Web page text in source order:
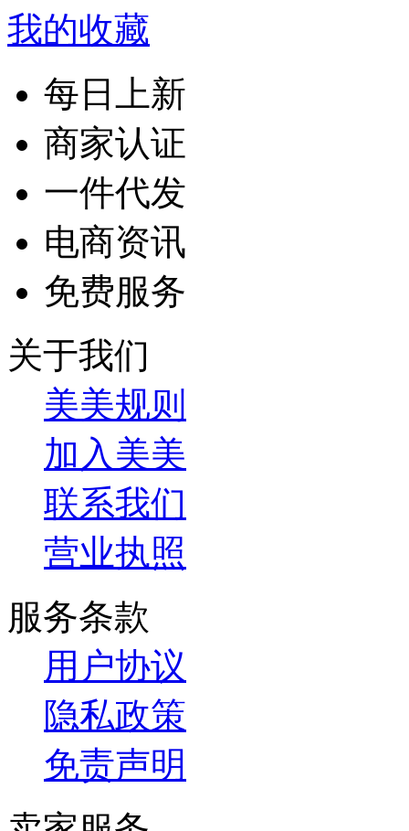
我的收藏
每日上新
商家认证
一件代发
电商资讯
免费服务
关于我们
美美规则
加入美美
联系我们
营业执照
服务条款
用户协议
隐私政策
免责声明